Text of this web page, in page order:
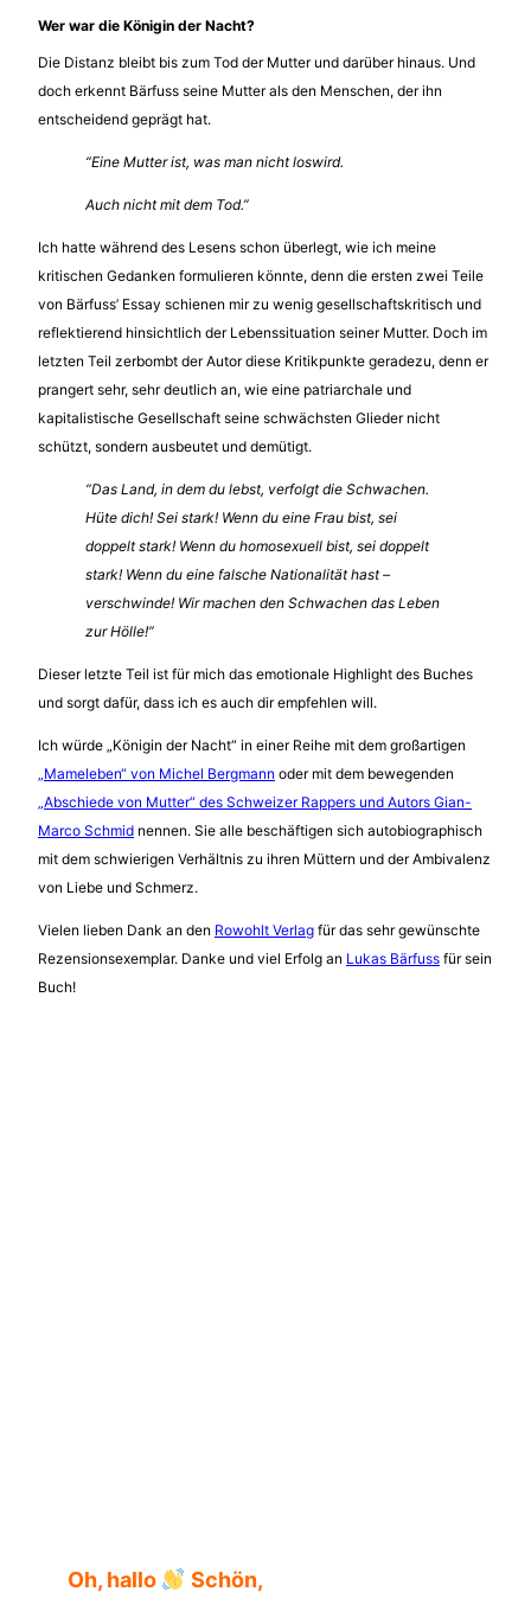
Wer war die Königin der Nacht?
Die Distanz bleibt bis zum Tod der Mutter und darüber hinaus. Und
doch erkennt Bärfuss seine Mutter als den Menschen, der ihn
entscheidend geprägt hat.
“Eine Mutter ist, was man nicht loswird.
Auch nicht mit dem Tod.”
Ich hatte während des Lesens schon überlegt, wie ich meine
kritischen Gedanken formulieren könnte, denn die ersten zwei Teile
von Bärfuss’ Essay schienen mir zu wenig gesellschaftskritisch und
reflektierend hinsichtlich der Lebenssituation seiner Mutter. Doch im
letzten Teil zerbombt der Autor diese Kritikpunkte geradezu, denn er
prangert sehr, sehr deutlich an, wie eine patriarchale und
kapitalistische Gesellschaft seine schwächsten Glieder nicht
schützt, sondern ausbeutet und demütigt.
“Das Land, in dem du lebst, verfolgt die Schwachen.
Hüte dich! Sei stark! Wenn du eine Frau bist, sei
doppelt stark! Wenn du homosexuell bist, sei doppelt
stark! Wenn du eine falsche Nationalität hast –
verschwinde! Wir machen den Schwachen das Leben
zur Hölle!”
Dieser letzte Teil ist für mich das emotionale Highlight des Buches
und sorgt dafür, dass ich es auch dir empfehlen will.
Ich würde „Königin der Nacht“ in einer Reihe mit dem großartigen
„Mameleben“ von Michel Bergmann oder mit dem bewegenden
„Abschiede von Mutter“ des Schweizer Rappers und Autors Gian-
Marco Schmid nennen. Sie alle beschäftigen sich autobiographisch
mit dem schwierigen Verhältnis zu ihren Müttern und der Ambivalenz
von Liebe und Schmerz.
Vielen lieben Dank an den Rowohlt Verlag für das sehr gewünschte
Rezensionsexemplar. Danke und viel Erfolg an Lukas Bärfuss für sein
Buch!
Oh, hallo
Schön,